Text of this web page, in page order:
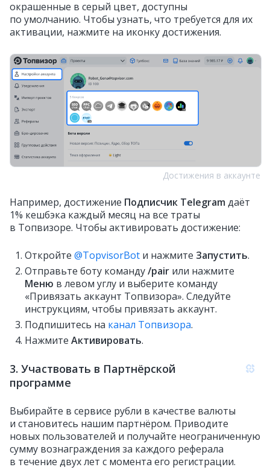
окрашенные в серый цвет, доступны
по умолчанию. Чтобы узнать, что требуется для их
активации, нажмите на иконку достижения.
Достижения в аккаунте
Например, достижение Подписчик Telegramдаёт
1% кешбэка каждый месяц на все траты
в Топвизоре. Чтобы активировать достижение:
Откройте @TopvisorBot и нажмите Запустить.
Отправьте боту команду/pair или нажмите
Меню в левом углу и выберите команду
«Привязать аккаунт Топвизора». Следуйте
инструкциям, чтобы привязать аккаунт.
Подпишитесь на канал Топвизора.
Нажмите Активировать.
3. Участвовать в Партнёрской
программе
Выбирайте в сервисе рубли в качестве валюты
и становитесь нашим партнёром. Приводите
новых пользователей и получайте неограниченную
сумму вознаграждения за каждого реферала
в течение двух лет с момента его регистрации.